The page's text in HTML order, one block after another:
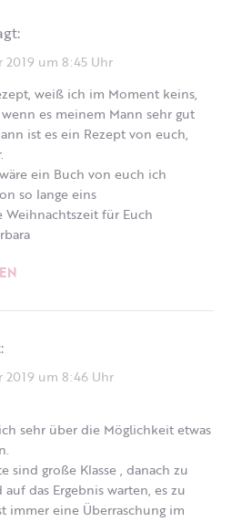
2019 um 8:45 Uhr
weiß ich im Moment keins,
es meinem Mann sehr gut
ist es ein Rezept von euch,
ein Buch von euch ich
so lange eins
Weihnachtszeit für Euch
2019 um 8:46 Uhr
sehr über die Möglichkeit etwas
sind große Klasse , danach zu
das Ergebnis warten, es zu
immer eine Überraschung im